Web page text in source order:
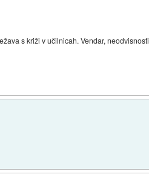
s križi v učilnicah. Vendar, neodvisnosti